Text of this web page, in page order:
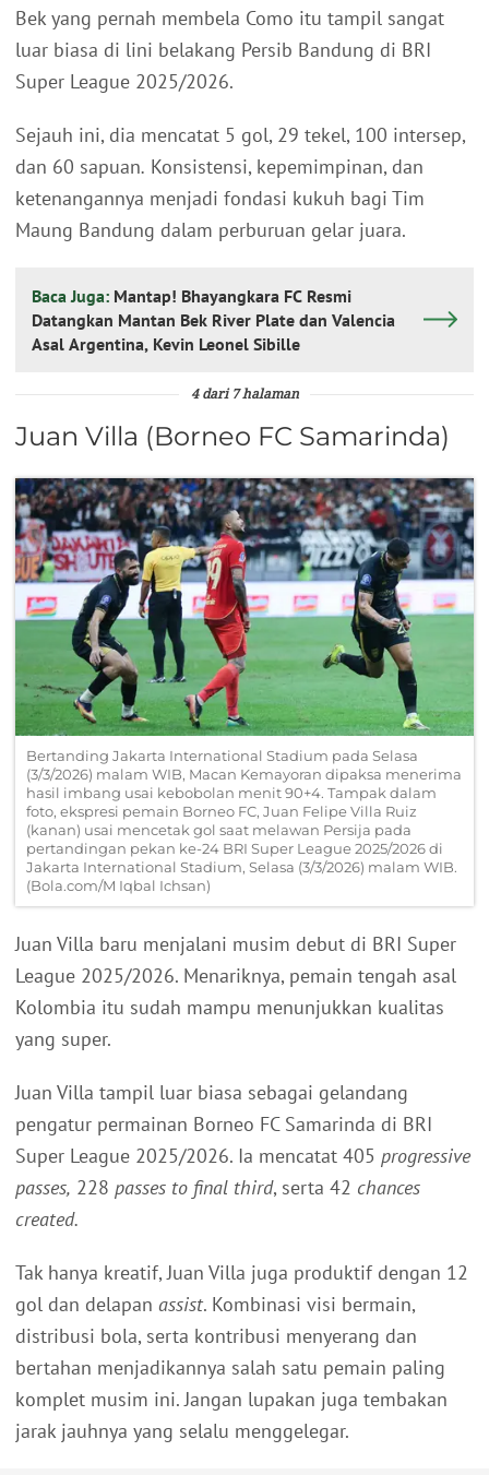
Bek yang pernah membela Como itu tampil sangat
luar biasa di lini belakang Persib Bandung di BRI
Super League 2025/2026.
Sejauh ini, dia mencatat 5 gol, 29 tekel, 100 intersep,
dan 60 sapuan. Konsistensi, kepemimpinan, dan
ketenangannya menjadi fondasi kukuh bagi Tim
Maung Bandung dalam perburuan gelar juara.
Baca Juga: Mantap! Bhayangkara FC Resmi
Datangkan Mantan Bek River Plate dan Valencia
Asal Argentina, Kevin Leonel Sibille
4 dari 7 halaman
Juan Villa (Borneo FC Samarinda)
Bertanding Jakarta International Stadium pada Selasa
(3/3/2026) malam WIB, Macan Kemayoran dipaksa menerima
hasil imbang usai kebobolan menit 90+4. Tampak dalam
foto, ekspresi pemain Borneo FC, Juan Felipe Villa Ruiz
(kanan) usai mencetak gol saat melawan Persija pada
pertandingan pekan ke-24 BRI Super League 2025/2026 di
Jakarta International Stadium, Selasa (3/3/2026) malam WIB.
(Bola.com/M Iqbal Ichsan)
Juan Villa baru menjalani musim debut di BRI Super
League 2025/2026. Menariknya, pemain tengah asal
Kolombia itu sudah mampu menunjukkan kualitas
yang super.
Juan Villa tampil luar biasa sebagai gelandang
pengatur permainan Borneo FC Samarinda di BRI
Super League 2025/2026. Ia mencatat 405 progressive
passes, 228 passes to final third, serta 42 chances
created.
Tak hanya kreatif, Juan Villa juga produktif dengan 12
gol dan delapan assist. Kombinasi visi bermain,
distribusi bola, serta kontribusi menyerang dan
bertahan menjadikannya salah satu pemain paling
komplet musim ini. Jangan lupakan juga tembakan
jarak jauhnya yang selalu menggelegar.